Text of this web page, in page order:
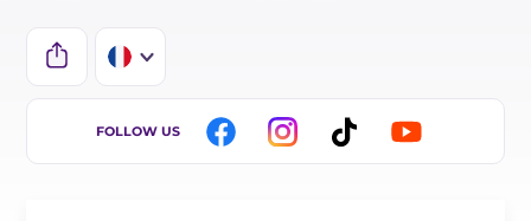
IT
FOLLOW US